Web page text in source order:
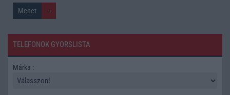
TELEFONOK GYORSLISTA
Márka :